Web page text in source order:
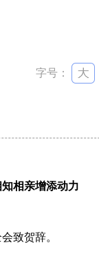
字号：
相亲增添动力
致贺辞。